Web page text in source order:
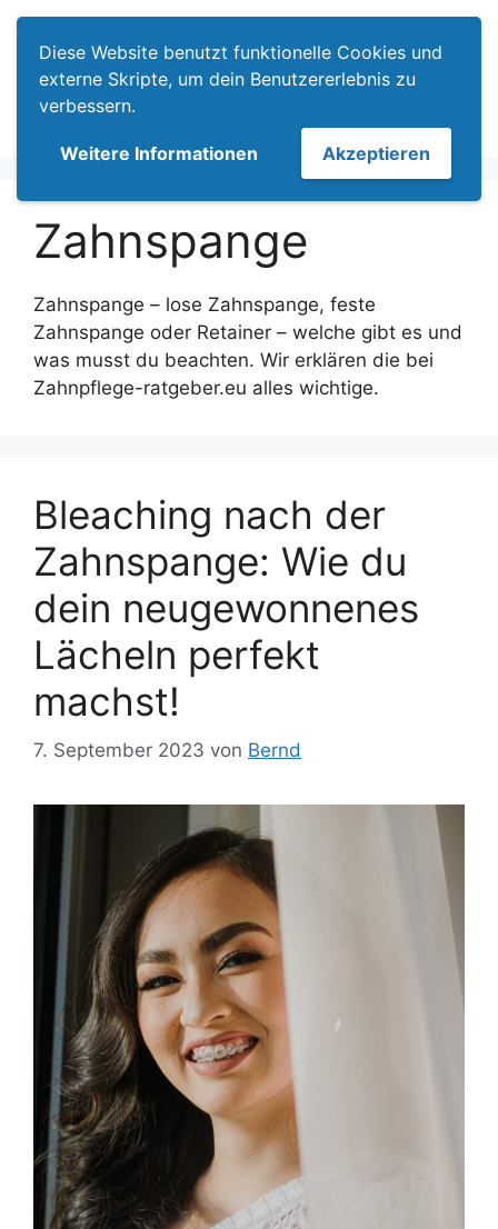
Diese Website benutzt funktionelle Cookies und
externe Skripte, um dein Benutzererlebnis zu
verbessern.
Weitere Informationen Akzeptieren
Zum
Inhalt
springen
Zahnspange
Zahnspange – lose Zahnspange, feste
Zahnspange oder Retainer – welche gibt es und
was musst du beachten. Wir erklären die bei
Zahnpflege-ratgeber.eu alles wichtige.
Bleaching nach der
Zahnspange: Wie du
dein neugewonnenes
Lächeln perfekt
machst!
7. September 2023 von Bernd